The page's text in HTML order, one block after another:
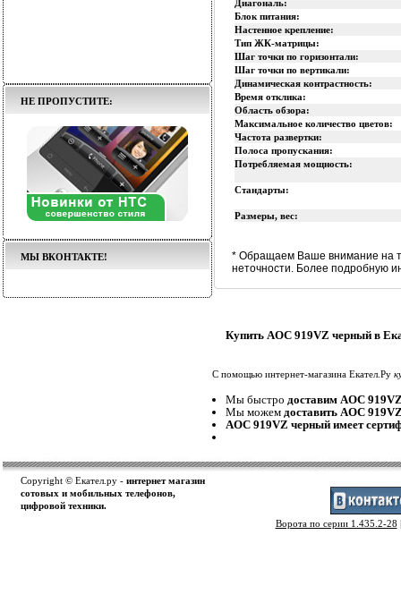
НЕ ПРОПУСТИТЕ:
МЫ ВКОНТАКТЕ!
Диагональ:
Блок питания:
Настенное крепление:
Тип ЖК-матрицы:
Шаг точки по горизонтали:
Шаг точки по вертикали:
Динамическая контрастность:
Время отклика:
Область обзора:
Максимальное количество цветов:
Частота развертки:
Полоса пропускания:
Потребляемая мощность:
Стандарты:
Размеры, вес:
* Обращаем Ваше внимание на
неточности. Более подробную
Купить AOC 919VZ черный в
С помощью интернет-магазина Екател.Ру
Мы быстро доставим AOC
Мы можем доставить AOC
AOC 919VZ черный имеет
Copyright © Екател.ру - интернет магазин
сотовых и мобильных телефонов,
цифровой техники.
Ворота по серии 1.435.2-28